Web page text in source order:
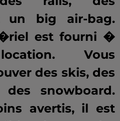
un big air-bag.
est fourni �
Vous
des skis, des
des snowboard.
avertis, il est